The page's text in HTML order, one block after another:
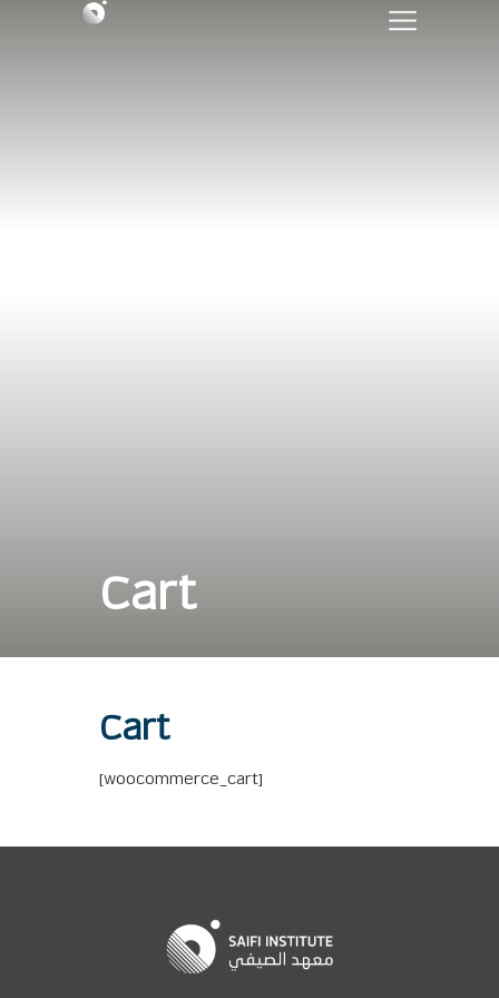
Cart
Cart
[woocommerce_cart]